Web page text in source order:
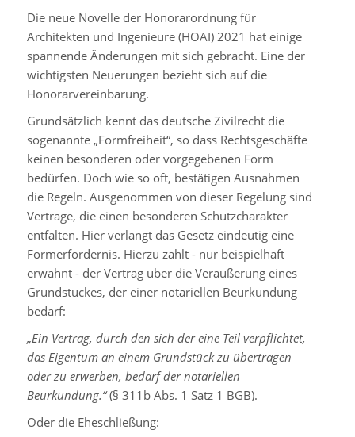
Die neue Novelle der Honorarordnung für
Architekten und Ingenieure (HOAI) 2021 hat einige
spannende Änderungen mit sich gebracht. Eine der
wichtigsten Neuerungen bezieht sich auf die
Honorarvereinbarung.
Grundsätzlich kennt das deutsche Zivilrecht die
sogenannte „Formfreiheit“, so dass Rechtsgeschäfte
keinen besonderen oder vorgegebenen Form
bedürfen. Doch wie so oft, bestätigen Ausnahmen
die Regeln. Ausgenommen von dieser Regelung sind
Verträge, die einen besonderen Schutzcharakter
entfalten. Hier verlangt das Gesetz eindeutig eine
Formerfordernis. Hierzu zählt - nur beispielhaft
erwähnt - der Vertrag über die Veräußerung eines
Grundstückes, der einer notariellen Beurkundung
bedarf:
„Ein Vertrag, durch den sich der eine Teil verpflichtet,
das Eigentum an einem Grundstück zu übertragen
oder zu erwerben, bedarf der notariellen
Beurkundung.“(§ 311b Abs. 1 Satz 1 BGB).
Oder die Eheschließung: